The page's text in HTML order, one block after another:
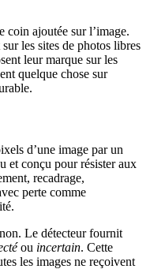
coin ajoutée sur l’image.
les sites de photos libres
leur marque sur les
quelque chose sur
d’une image par un
et conçu pour résister aux
recadrage,
perte comme
Le détecteur fournit
ou incertain. Cette
les images ne reçoivent